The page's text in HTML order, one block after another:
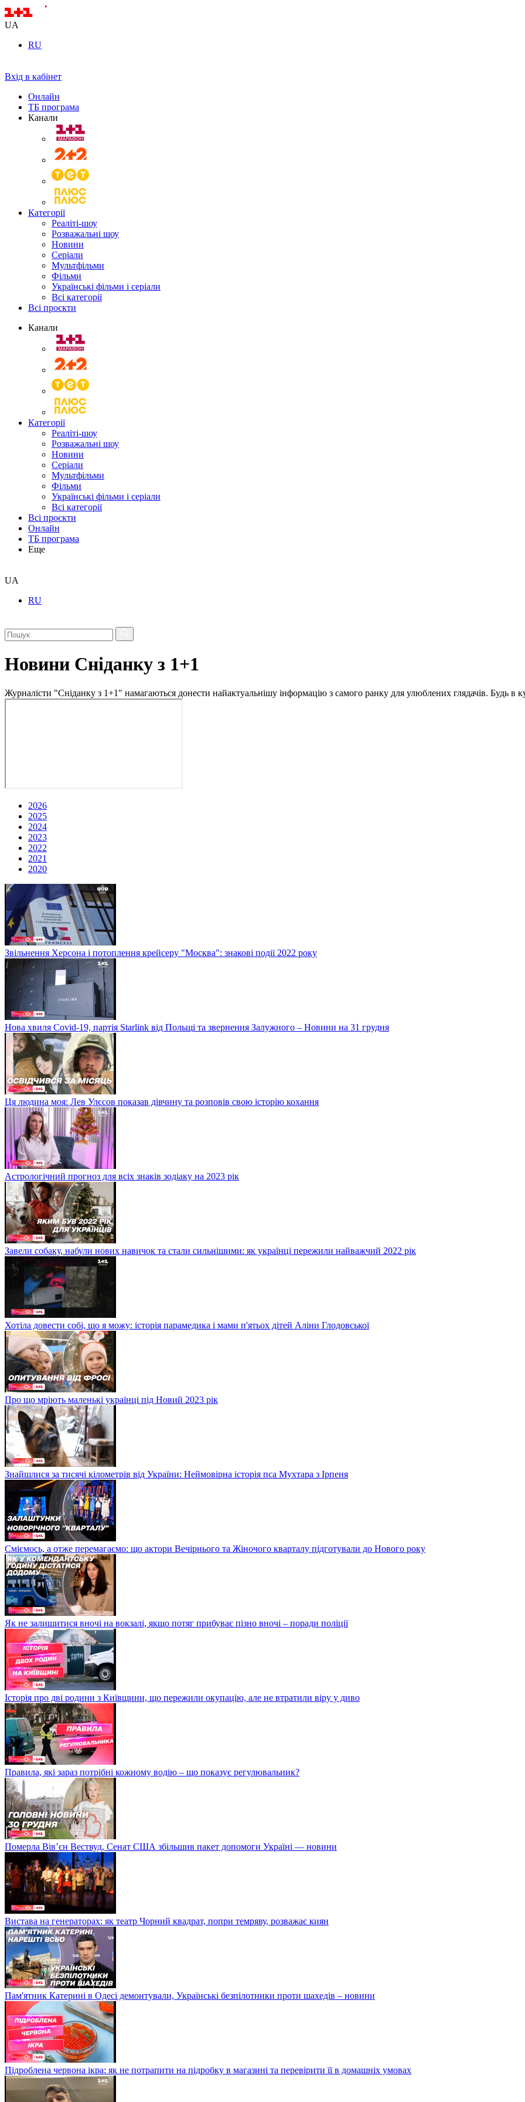
UA
RU
Вхід в кабінет
Онлайн
ТБ програма
Канали
Категорії
Реаліті-шоу
Розважальні шоу
Новини
Серіали
Мультфільми
Фільми
Українські фільми і серіали
Всі категорії
Всі проєкти
Канали
Категорії
Реаліті-шоу
Розважальні шоу
Новини
Серіали
Мультфільми
Фільми
Українські фільми і серіали
Всі категорії
Всі проєкти
Онлайн
ТБ програма
Еще
UA
RU
Новини Сніданку з 1+1
Журналісти "Сніданку з 1+1" намагаються донести найактуальнішу інформацію з самого ранку для улюблених глядачів. Будь в
2026
2025
2024
2023
2022
2021
2020
Звільнення Херсона і потоплення крейсеру "Москва": знакові події 2022 року
Нова хвиля Covid-19, партія Starlink від Польщі та звернення Залужного – Новини на 31 грудня
Ця людина моя: Лев Улєсов показав дівчину та розповів свою історію кохання
Астрологічний прогноз для всіх знаків зодіаку на 2023 рік
Завели собаку, набули нових навичок та стали сильнішими: як українці пережили найважчий 2022 рік
Хотіла довести собі, що я можу: історія парамедика і мами п'ятьох дітей Аліни Глодовської
Про що мріють маленькі українці під Новий 2023 рік
Знайшлися за тисячі кілометрів від України: Неймовірна історія пса Мухтара з Ірпеня
Сміємось, а отже перемагаємо: що актори Вечірнього та Жіночого кварталу підготували до Нового року
Як не залишитися вночі на вокзалі, якщо потяг прибуває пізно вночі – поради поліції
Історія про дві родини з Київщини, що пережили окупацію, але не втратили віру у диво
Правила, які зараз потрібні кожному водію – що показує регулювальник?
Померла Вівʼєн Вествуд, Сенат США збільшив пакет допомоги Україні — новини
Вистава на генераторах: як театр Чорний квадрат, попри темряву, розважає киян
Пам'ятник Катерині в Одесі демонтували, Українські безпілотники проти шахедів – новини
Підроблена червона ікра: як не потрапити на підробку в магазині та перевірити її в домашніх умовах